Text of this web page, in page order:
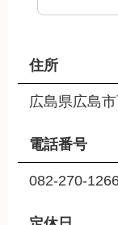
住所
広島県広島
電話番号
082-270-